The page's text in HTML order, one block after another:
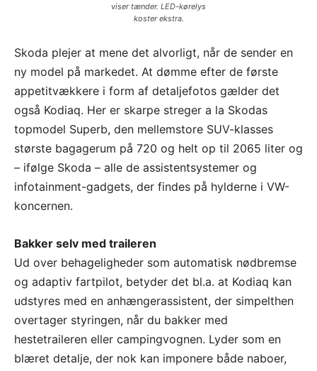
viser tænder. LED-kørelys
koster ekstra.
Skoda plejer at mene det alvorligt, når de sender en
ny model på markedet. At dømme efter de første
appetitvækkere i form af detaljefotos gælder det
også Kodiaq. Her er skarpe streger a la Skodas
topmodel Superb, den mellemstore SUV-klasses
største bagagerum på 720 og helt op til 2065 liter og
– ifølge Skoda – alle de assistentsystemer og
infotainment-gadgets, der findes på hylderne i VW-
koncernen.
Bakker selv med traileren
Ud over behageligheder som automatisk nødbremse
og adaptiv fartpilot, betyder det bl.a. at Kodiaq kan
udstyres med en anhængerassistent, der simpelthen
overtager styringen, når du bakker med
hestetraileren eller campingvognen. Lyder som en
blæret detalje, der nok kan imponere både naboer,